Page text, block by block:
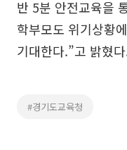
반 5분 안전교육을
학부모도 위기상황
기대한다.”고 밝혔
#경기도교육청